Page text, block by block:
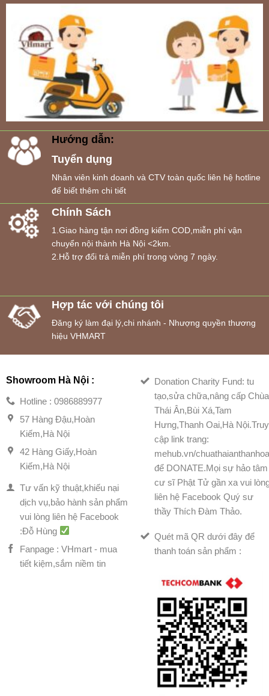
Hướng dẫn:
Tuyển dụng
Nhân viên kinh doanh và CTV toàn quốc liên hệ hotline
để biết thêm chi tiết
Chính Sách
1.Giao hàng tận nơi đồng kiểm COD,miễn phí vận
chuyển nội thành Hà Nội <2km.
2.Hỗ trợ đổi trả miễn phí trong vòng 7 ngày.
Hợp tác với chúng tôi
Đăng ký làm đại lý,chi nhánh - Nhượng quyền thương
hiệu VHMART
Showroom Hà Nội :
Hotline : 0986889977
57 Hàng Đậu,Hoàn
Kiếm,Hà Nội
42 Hàng Giấy,Hoàn
Kiếm,Hà Nội
Tư vấn kỹ thuật,khiếu nại
dịch vụ,bảo hành sản phẩm
vui lòng liên hệ Facebook
:Đỗ Hùng
Fanpage : VHmart - mua
tiết kiệm,sắm niềm tin
Donation Charity Fund: tu
tạo,sửa chữa,nâng cấp Chùa
Thái Ân,Bùi Xá,Tam
Hưng,Thanh Oai,Hà Nội.Truy
cập link trang:
mehub.vn/
để DONATE.Mọi sự hảo tâm
cư sĩ Phật Tử gần xa vui
liên hệ Facebook Quý sư
thầy Thích Đàm Thảo.
Quét mã QR dưới đây để
thanh toán sản phẩm :